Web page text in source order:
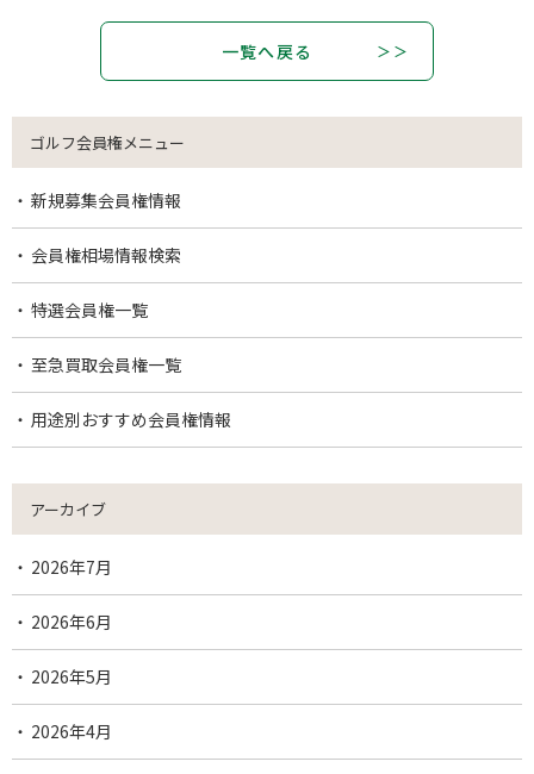
一覧へ戻る
ゴルフ会員権メニュー
新規募集会員権情報
会員権相場情報検索
特選会員権一覧
至急買取会員権一覧
用途別おすすめ会員権情報
アーカイブ
2026年7月
2026年6月
2026年5月
2026年4月